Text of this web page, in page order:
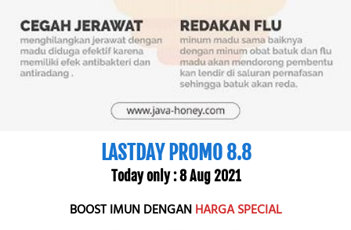
LASTDAY PROMO 8.8
Today only : 8 Aug 2021
BOOST IMUN DENGAN HARGA SPECIAL